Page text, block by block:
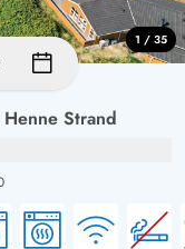
Strand
1 / 35